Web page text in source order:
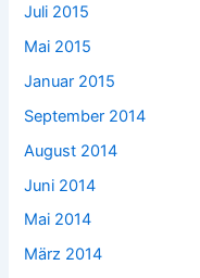
Juli 2015
Mai 2015
Januar 2015
September 2014
August 2014
Juni 2014
Mai 2014
März 2014